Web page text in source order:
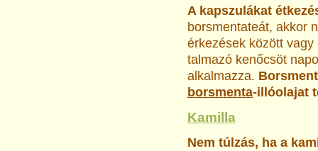
A kapszulákat
borsmentateát, akkor
érkezések között
talmazó kenőcsöt
alkalmazza.
borsmenta-illóolajat
Kamilla
Nem túlzás, ha a